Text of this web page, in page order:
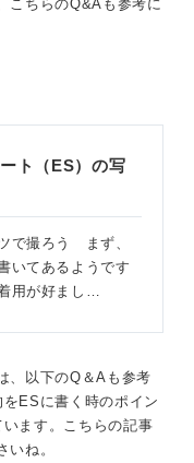
みてください。
業への熱意を明
ている学生に対し
た経験をもとにし
という方法です。
の違いや本命企業
メインのインター
こちらのQ&Aも参考に
ト（ES）の写
で撮ろう まず、
いてあるようです
用が好まし…
、以下のQ＆Aも参考
ESに書く時のポイン
ます。こちらの記事
ね。